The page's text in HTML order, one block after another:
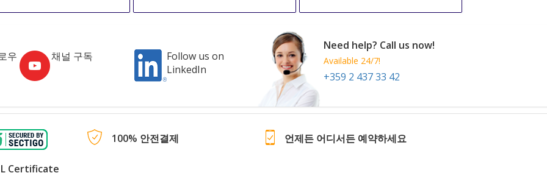
우 채널 구독
Follow us on
LinkedIn
Need help? Call us now!
Available 24/7!
+359 2 437 33 42
Certificate
100% 안전결제 언제든 어디서든 예약하세요